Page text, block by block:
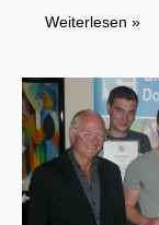
Glaser-
Dortmund
spricht
Lehrlinge
frei
Weiterlesen »